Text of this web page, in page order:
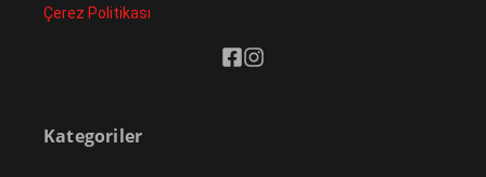
Çerez Politikası
Kategoriler